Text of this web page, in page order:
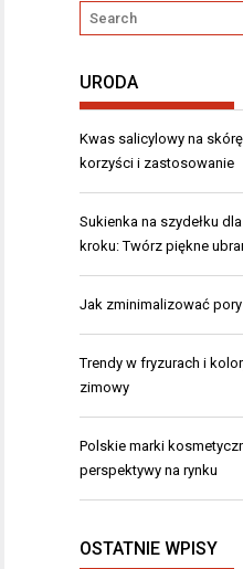
URODA
Kwas salicylowy na
korzyści i zastosowanie
Sukienka na szydełku
kroku: Twórz piękne
Jak zminimalizować
Trendy w fryzurach i
zimowy
Polskie marki
perspektywy na rynku
OSTATNIE WPISY